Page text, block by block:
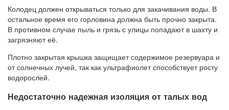
Колодец должен открываться только для закачивания воды. В
остальное время его горловина должна быть прочно закрыта.
В противном случае пыль и грязь с улицы попадают в шахту и
загрязняют её.
Плотно закрытая крышка защищает содержимое резервуара и
от солнечных лучей, так как ультрафиолет способствует росту
водорослей.
Недостаточно надежная изоляция от талых вод